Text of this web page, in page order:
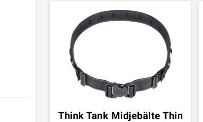
Think Tank Midjebälte Thin